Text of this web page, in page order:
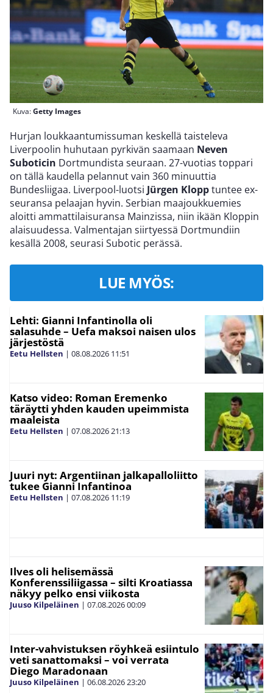
Kuva:Getty Images
Hurjan loukkaantumissuman keskellä taisteleva
Liverpoolin huhutaan pyrkivän saamaan Neven
Suboticin Dortmundista seuraan. 27-vuotias toppari
on tällä kaudella pelannut vain 360 minuuttia
Bundesliigaa. Liverpool-luotsi Jürgen Klopptuntee ex-
seuransa pelaajan hyvin. Serbian maajoukkuemies
aloitti ammattilaisuransa Mainzissa, niin ikään Kloppin
alaisuudessa. Valmentajan siirtyessä Dortmundiin
kesällä 2008, seurasi Subotic perässä.
LUE MYÖS:
Lehti: Gianni Infantinolla oli
salasuhde – Uefa maksoi naisen ulos
järjestöstä
Eetu Hellsten | 08.08.2026 11:51
Katso video: Roman Eremenko
täräytti yhden kauden upeimmista
maaleista
Eetu Hellsten | 07.08.202621:13
Juuri nyt: Argentiinan jalkapalloliitto
tukee Gianni Infantinoa
Eetu Hellsten | 07.08.2026 11:19
Ilves oli helisemässä
Konferenssiliigassa – silti Kroatiassa
näkyy pelko ensi viikosta
Juuso Kilpeläinen | 07.08.202600:09
Inter-vahvistuksen röyhkeä esiintulo
veti sanattomaksi – voi verrata
Diego Maradonaan
Juuso Kilpeläinen | 06.08.202623:20